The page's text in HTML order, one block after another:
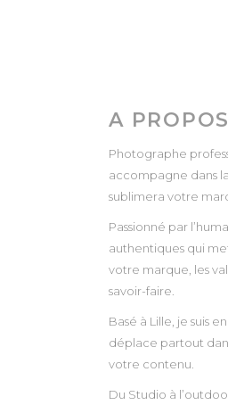
A PROPOS
Photographe
accompagne dans
sublimera votre
Passionné par
authentiques qui
votre marque, les
savoir-faire.
Basé à Lille, je suis
déplace partout
votre contenu.
Du Studio à